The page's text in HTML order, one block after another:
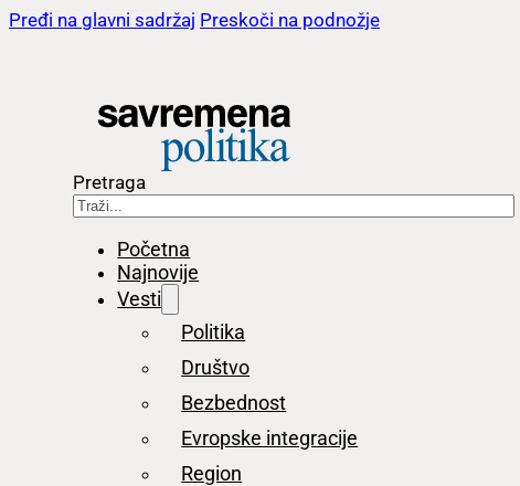
Pređi na glavni sadržaj Preskoči na podnožje
Pretraga
Početna
Najnovije
Vesti
Politika
Društvo
Bezbednost
Evropske integracije
Region